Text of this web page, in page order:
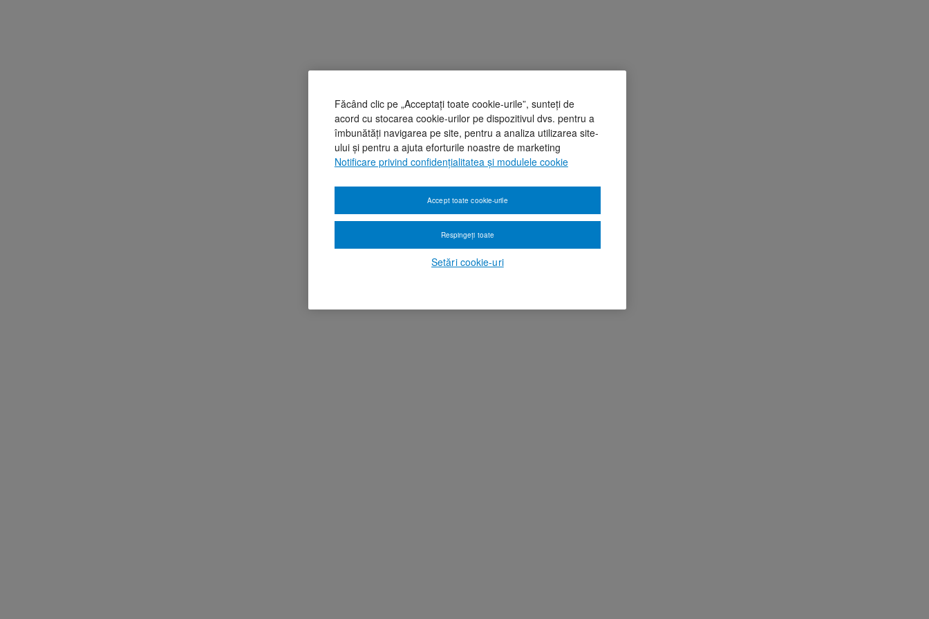
Făcând clic pe „Acceptați toate cookie-urile”, sunteți de
acord cu stocarea cookie-urilor pe dispozitivul dvs. pentru a
îmbunătăți navigarea pe site, pentru a analiza utilizarea site-
ului și pentru a ajuta eforturile noastre de marketing
Notificare privind confidențialitatea și modulele cookie
Setări cookie-uri
Respingeți toate
Accept toate cookie-urile